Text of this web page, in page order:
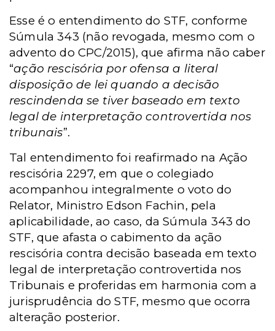
Esse é o entendimento do STF, conforme
Súmula 343 (não revogada, mesmo com o
advento do CPC/2015), que afirma não caber
“ação rescisória por ofensa a literal
disposição de lei quando a decisão
rescindenda se tiver baseado em texto
legal de interpretação controvertida nos
tribunais”.
Tal entendimento foi reafirmado na Ação
rescisória 2297, em que o colegiado
acompanhou integralmente o voto do
Relator, Ministro Edson Fachin, pela
aplicabilidade, ao caso, da Súmula 343 do
STF, que afasta o cabimento da ação
rescisória contra decisão baseada em texto
legal de interpretação controvertida nos
Tribunais e proferidas em harmonia com a
jurisprudência do STF, mesmo que ocorra
alteração posterior.